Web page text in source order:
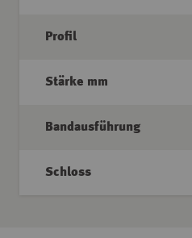
Profil
Stärke mm
Bandausführung
Schloss